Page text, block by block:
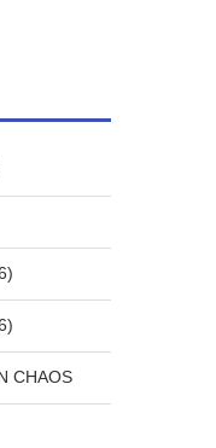
CHAOS